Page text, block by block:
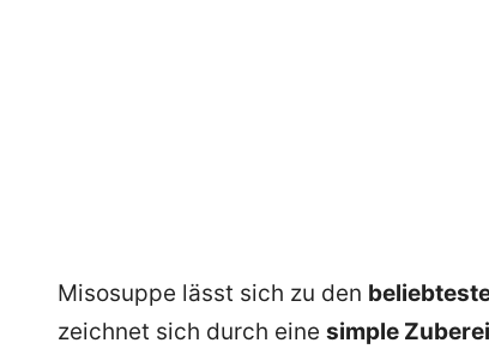
Misosuppe lässt sich zu den
zeichnet sich durch eine simple